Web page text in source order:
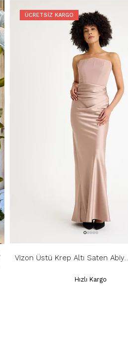
Vizon Üstü Krep Altı Saten Abiye
Hızlı Kargo
ÜCRETSIZ KARGO